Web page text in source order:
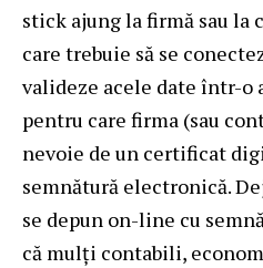
stick ajung la firmă sau
care trebuie să se
valideze acele date într-o
pentru care firma (sau
nevoie de un certificat
semnătură electronică.
se depun on-line cu
că mulți contabili,